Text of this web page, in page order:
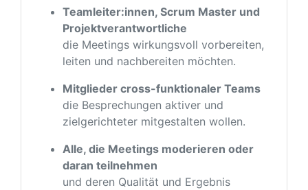
Teamleiter:innen, Scrum Master und
Projektverantwortliche
die Meetings wirkungsvoll vorbereiten,
leiten und nachbereiten möchten.
Mitglieder cross-funktionaler Teams
die Besprechungen aktiver und
zielgerichteter mitgestalten wollen.
Alle, die Meetings moderieren oder
daran teilnehmen
und deren Qualität und Ergebnis